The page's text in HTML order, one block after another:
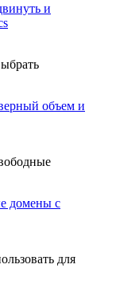
и
объем и
домены с